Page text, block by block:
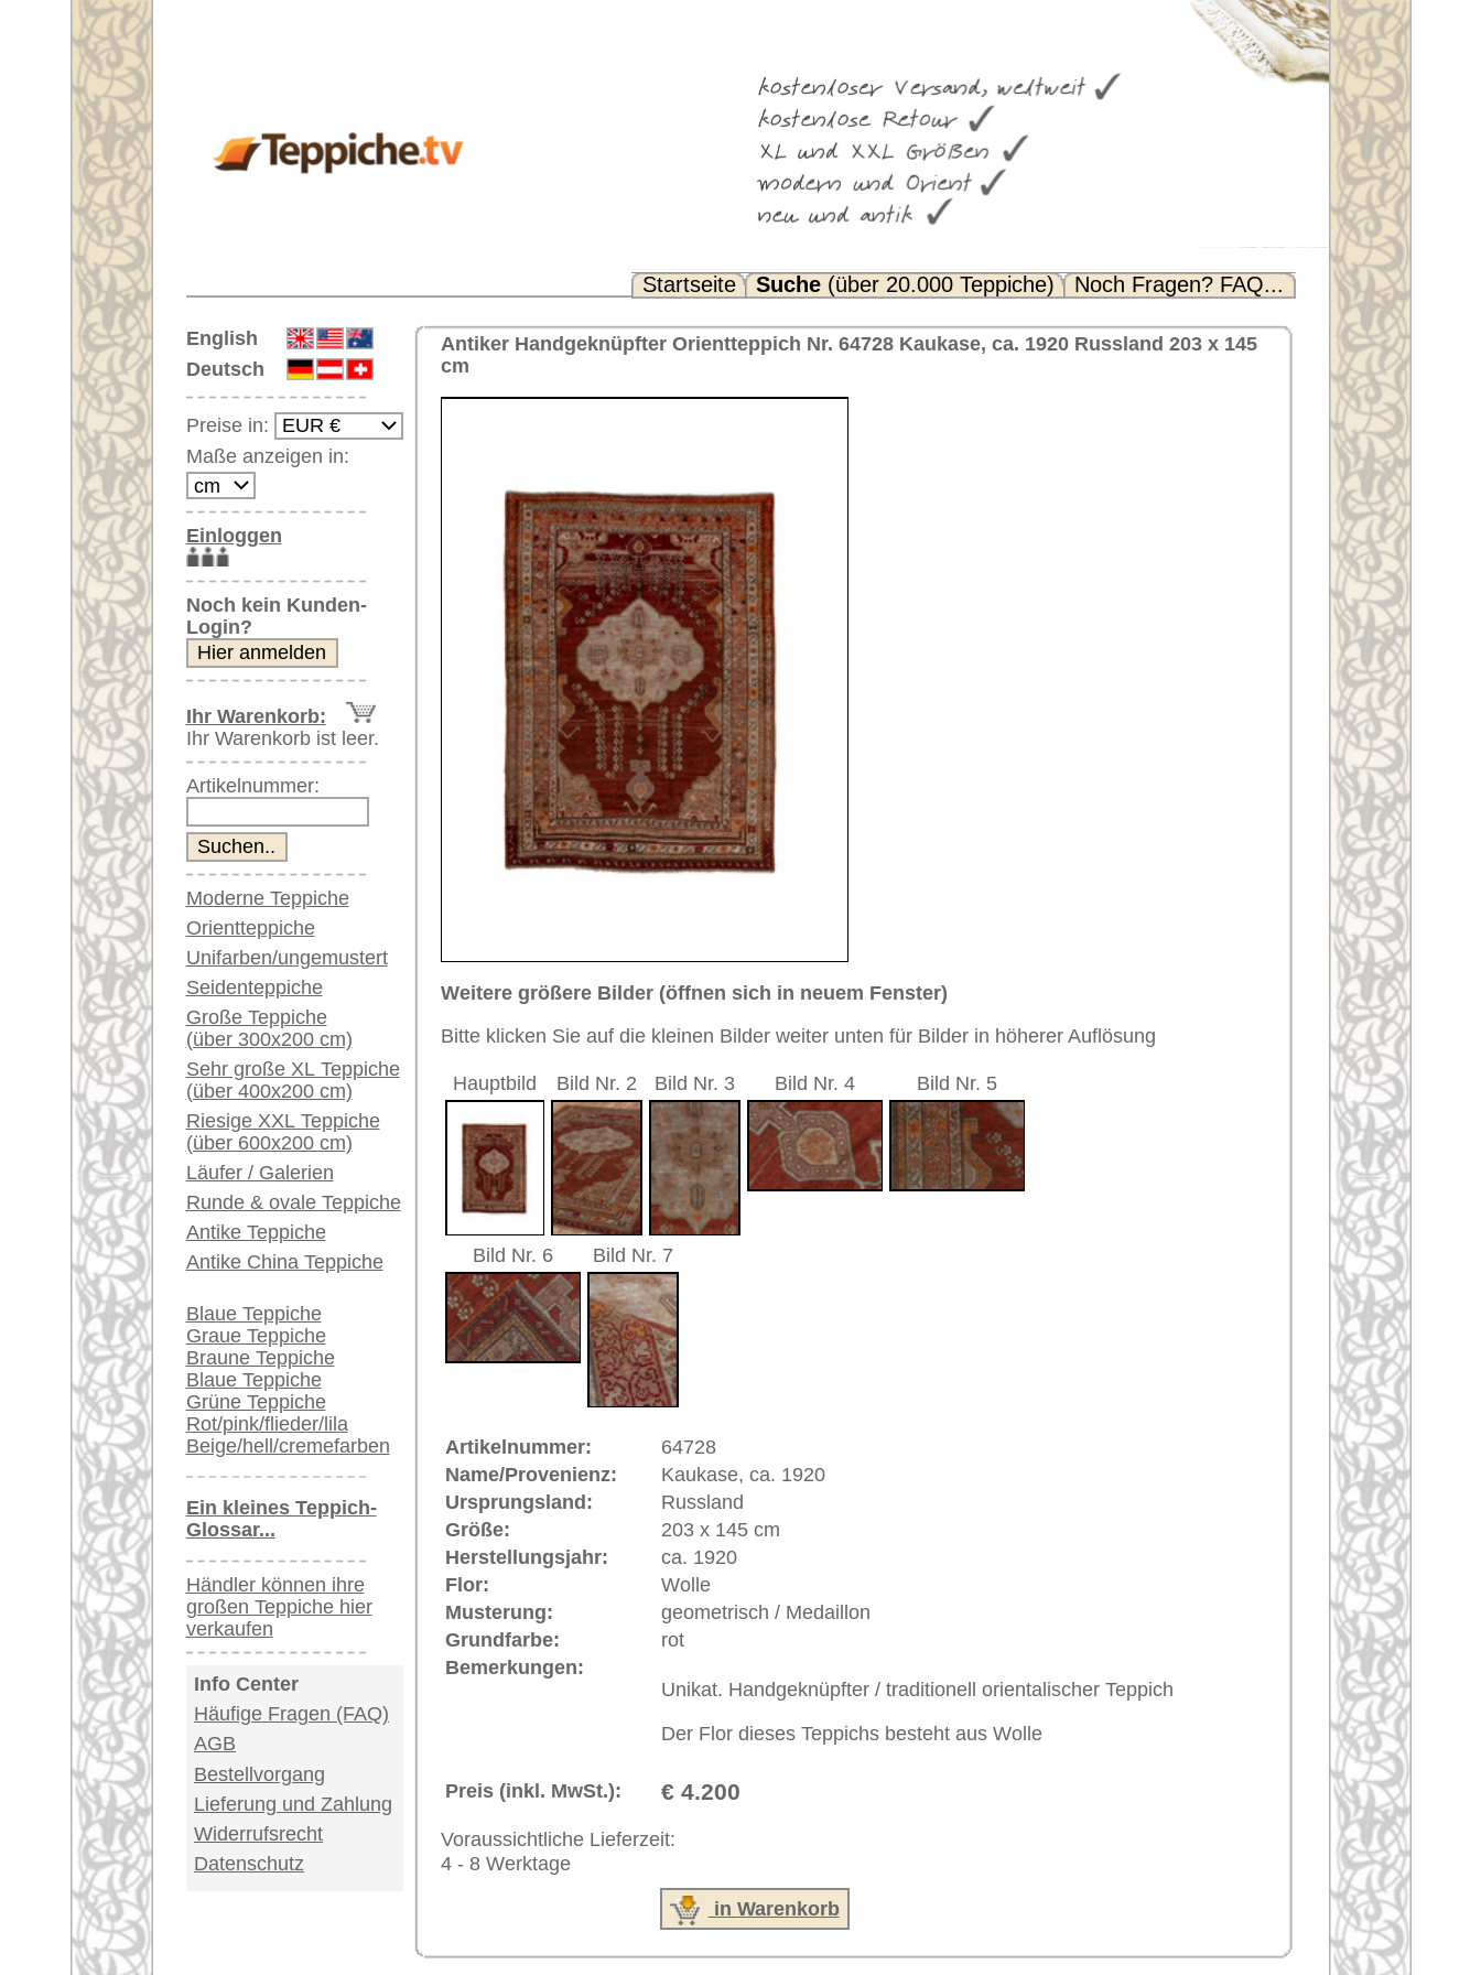
Noch Fragen? FAQ...
English
Deutsch
Preise in:
Maße anzeigen in:
Einloggen
Noch kein Kunden-
Login?
Ihr Warenkorb:
Ihr Warenkorb ist leer.
Artikelnummer:
Moderne Teppiche
Orientteppiche
Unifarben/ungemustert
Seidenteppiche
Große Teppiche
(über 300x200 cm)
Sehr große XL Teppiche
(über 400x200 cm)
Riesige XXL Teppiche
(über 600x200 cm)
Läufer / Galerien
Runde & ovale Teppiche
Antike Teppiche
Antike China Teppiche
Blaue Teppiche
Graue Teppiche
Braune Teppiche
Blaue Teppiche
Grüne Teppiche
Rot/pink/flieder/lila
Beige/hell/cremefarben
Ein kleines Teppich-
Glossar...
Händler können ihre
großen Teppiche hier
verkaufen
Info Center
Häufige Fragen (FAQ)
AGB
Bestellvorgang
Lieferung und Zahlung
Widerrufsrecht
Datenschutz
Weitere größere Bilder (öffnen sich in neuem Fenster)
Bitte klicken Sie auf die kleinen Bilder weiter unten für Bilder in höherer Auflösung
Hauptbild Bild Nr. 2 Bild Nr. 4 Bild Nr. 5
Artikelnummer:
64728
Name/Provenienz:
Kaukase, ca. 1920
Russland
Größe:
Herstellungsjahr:
ca. 1920
Musterung:
geometrisch / Medaillon
Grundfarbe:
rot
Bemerkungen:
Unikat. Handgeknüpfter / traditionell orientalischer Teppich
Der Flor dieses Teppichs besteht aus Wolle
Preis (inkl. MwSt.): € 4.200
Voraussichtliche Lieferzeit:
4 - 8 Werktage
in Warenkorb
Teppiche.tv - große moderne Teppiche | neue und antike Orientteppiche -
riesige Auswahl
Deutschland / Österreich: +49 (0)40 450 4102
United Kingdom: +44 (0)20 7183 4544
USA / Canada: +1 646-688-1335
Impressum|Kontakt Geschäftsbedingungen